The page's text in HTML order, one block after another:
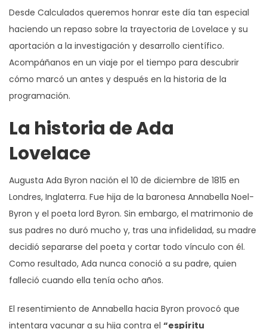
Desde Calculados queremos honrar este día tan especial
haciendo un repaso sobre la trayectoria de Lovelace y su
aportación a la investigación y desarrollo científico.
Acompáñanos en un viaje por el tiempo para descubrir
cómo marcó un antes y después en la historia de la
programación.
La historia de Ada
Lovelace
Augusta Ada Byron nación el 10 de diciembre de 1815 en
Londres, Inglaterra. Fue hija de la baronesa Annabella Noel-
Byron y el poeta lord Byron. Sin embargo, el matrimonio de
sus padres no duró mucho y, tras una infidelidad, su madre
decidió separarse del poeta y cortar todo vínculo con él.
Como resultado, Ada nunca conoció a su padre, quien
falleció cuando ella tenía ocho años.
El resentimiento de Annabella hacia Byron provocó que
intentara vacunar a su hija contra el “espíritu